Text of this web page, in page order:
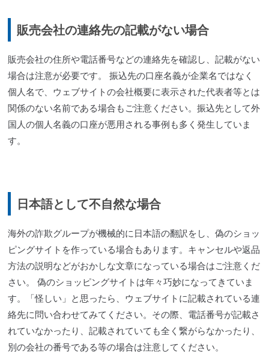
販売会社の連絡先の記載がない場合
販売会社の住所や電話番号などの連絡先を確認し、記載がない
場合は注意が必要です。 振込先の口座名義が企業名ではなく
個人名で、ウェブサイトの会社概要に表示された代表者等とは
関係のない名前である場合もご注意ください。振込先として外
国人の個人名義の口座が悪用される事例も多く発生していま
す。
日本語として不自然な場合
海外の詐欺グループが機械的に日本語の翻訳をし、偽のショッ
ピングサイトを作っている場合もあります。キャンセルや返品
方法の説明などがおかしな文章になっている場合はご注意くだ
さい。 偽のショッピングサイトは年々巧妙になってきていま
す。「怪しい」と思ったら、ウェブサイトに記載されている連
絡先に問い合わせてみてください。その際、電話番号が記載さ
れていなかったり、記載されていても全く繋がらなかったり、
別の会社の番号である等の場合は注意してください。